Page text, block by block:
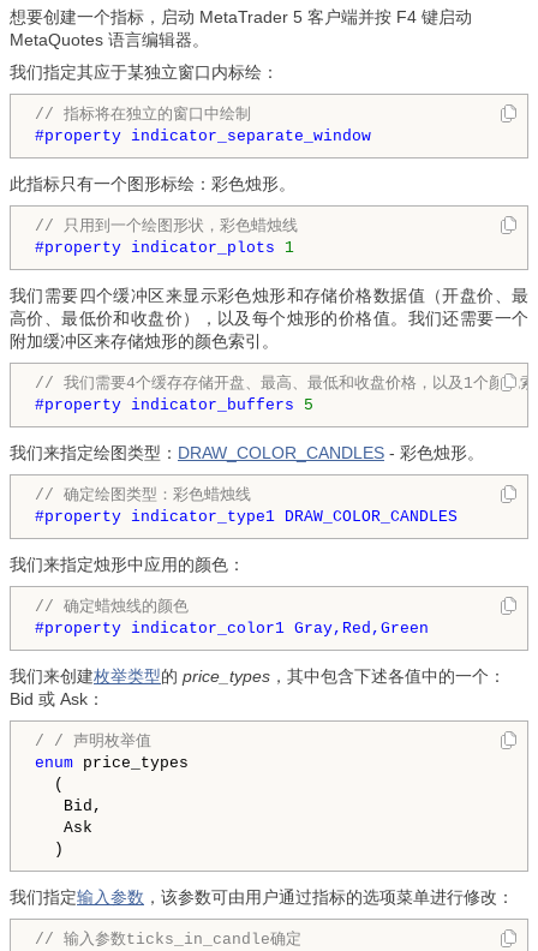
想要创建一个指标，启动 MetaTrader 5 客户端并按 F4 键启动
MetaQuotes 语言编辑器。
我们指定其应于某独立窗口内标绘：
// 指标将在独立的窗口中绘制
#property indicator_separate_window
此指标只有一个图形标绘：彩色烛形。
// 只用到一个绘图形状，彩色蜡烛线
#property indicator_plots 1
我们需要四个缓冲区来显示彩色烛形和存储价格数据值（开盘价、最
高价、最低价和收盘价），以及每个烛形的价格值。我们还需要一个
附加缓冲区来存储烛形的颜色索引。
// 我们需要4个缓存存储开盘、最高、最低和收盘价格，以及1个颜色索
#property indicator_buffers 5
我们来指定绘图类型： DRAW_COLOR_CANDLES - 彩色烛形。
// 确定绘图类型：彩色蜡烛线
#property indicator_type1 DRAW_COLOR_CANDLES
我们来指定烛形中应用的颜色：
// 确定蜡烛线的颜色
#property indicator_color1 Gray,Red,Green
我们来创建枚举类型的 price_types ，其中包含下述各值中的一个：
Bid 或 Ask：
/ / 声明枚举值
enum price_types
(
Bid,
Ask
)
我们指定输入参数 ，该参数可由用户通过指标的选项菜单进行修改：
// 输入参数ticks_in_candle确定